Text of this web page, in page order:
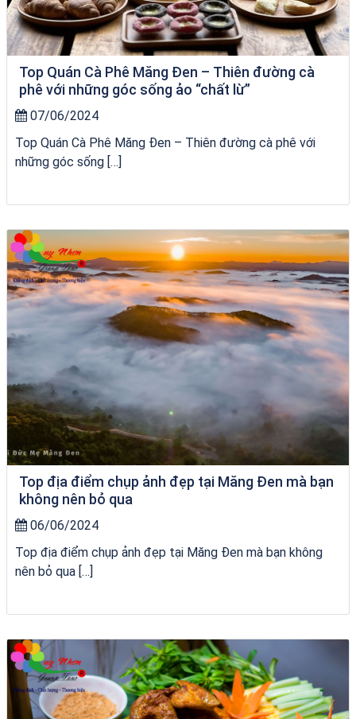
Top Quán Cà Phê Măng Đen – Thiên đường cà
phê với những góc sống ảo “chất lừ”
07/06/2024
Top Quán Cà Phê Măng Đen – Thiên đường cà phê với
những góc sống […]
City Tour Quy Nhơn
Top địa điểm chụp ảnh đẹp tại Măng Đen mà bạn
không nên bỏ qua
06/06/2024
Top địa điểm chụp ảnh đẹp tại Măng Đen mà bạn không
nên bỏ qua […]
City Tour Quy Nhơn